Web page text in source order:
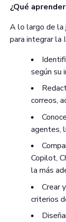
¿Qué
A lo largo de la
para integrar la
según su
correos,
agentes,
Copilot,
la más
Crear
criterios